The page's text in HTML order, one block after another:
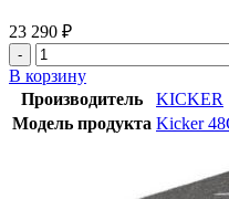
23 290 ₽
В корзину
Производитель
KICKER
Модель продукта Kicker